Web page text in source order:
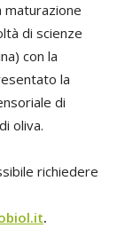
maturazione
di scienze
con la
la
di
oliva.
richiedere
.